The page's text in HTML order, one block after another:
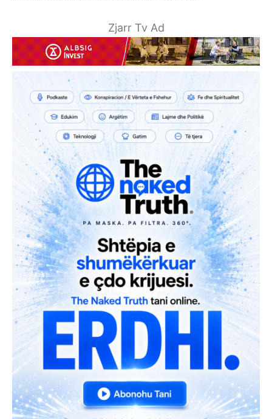
Zjarr Tv Ad